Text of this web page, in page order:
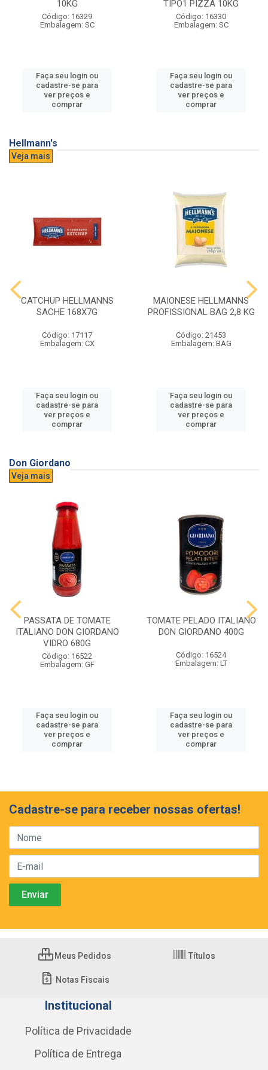
10KG
Código: 16329
Embalagem: SC
Faça seu login ou
cadastre-se para
ver preços e
comprar
TIPO1 PIZZA 10KG
Código: 16330
Embalagem: SC
Faça seu login ou
cadastre-se para
ver preços e
comprar
Hellmann's
Veja mais
CATCHUP HELLMANNS
SACHE 168X7G
Código: 17117
Embalagem: CX
Faça seu login ou
cadastre-se para
ver preços e
comprar
MAIONESE HELLMANNS
PROFISSIONAL BAG 2,8 KG
Código: 21453
Embalagem: BAG
Faça seu login ou
cadastre-se para
ver preços e
comprar
Don Giordano
Veja mais
PASSATA DE TOMATE
ITALIANO DON GIORDANO
VIDRO 680G
Código: 16522
Embalagem: GF
Faça seu login ou
cadastre-se para
ver preços e
comprar
TOMATE PELADO ITALIANO
DON GIORDANO 400G
Código: 16524
Embalagem: LT
Faça seu login ou
cadastre-se para
ver preços e
comprar
Cadastre-se para receber nossas ofertas!
Meus Pedidos Títulos
Notas Fiscais
Institucional
Política de Privacidade
Política de Entrega